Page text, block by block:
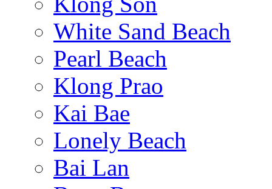
White Sand Beach
Pearl Beach
Klong Prao
Kai Bae
Lonely Beach
Bai Lan